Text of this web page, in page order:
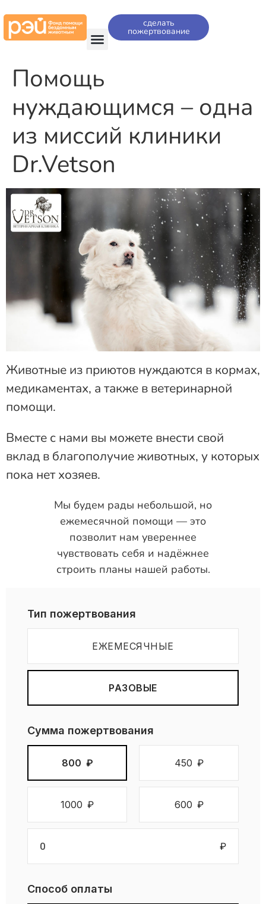
сделать
пожертвование
Помощь
нуждающимся – одна
из миссий клиники
Dr.Vetson
Животные из приютов нуждаются в кормах,
медикаментах, а также в ветеринарной
помощи.
Вместе с нами вы можете внести свой
вклад в благополучие животных, у которых
пока нет хозяев.
Мы будем рады небольшой, но
ежемесячной помощи — это
позволит нам увереннее
чувствовать себя и надёжнее
строить планы нашей работы.
Тип пожертвования
ЕЖЕМЕСЯЧНЫЕ
РАЗОВЫЕ
Сумма пожертвования
800 ₽ 450 ₽
1000 ₽ 600 ₽
₽
Способ оплаты